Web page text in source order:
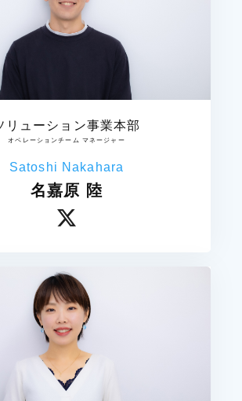
リューション事業本部
オペレーションチーム マネージャー
Satoshi Nakahara
名嘉原 陸